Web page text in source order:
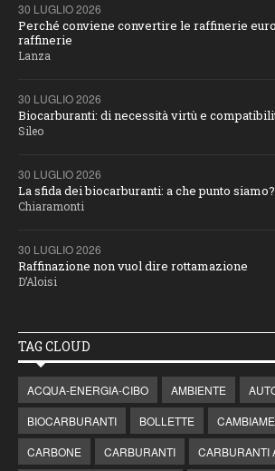
30 LUGLIO 2026
Perché conviene convertire le raffinerie
raffinerie
Lanza
30 LUGLIO 2026
Biocarburanti: di necessità virtù e
Sileo
30 LUGLIO 2026
La sfida dei biocarburanti: a che punto siamo?
Chiaramonti
30 LUGLIO 2026
Raffinazione non vuol dire rottamazione
D’Aloisi
TAG CLOUD
ACQUA-ENERGIA-CIBO AMBIENTE
BIOCARBURANTI
BOLLETTE
CARBONE
CARBURANTI CARBURANTI